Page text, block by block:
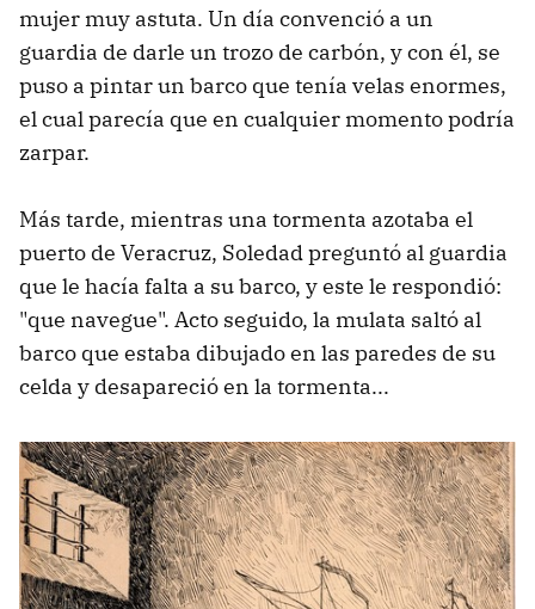
mujer muy astuta. Un día convenció a un
guardia de darle un trozo de carbón, y con él, se
puso a pintar un barco que tenía velas enormes,
el cual parecía que en cualquier momento podría
zarpar.
Más tarde, mientras una tormenta azotaba el
puerto de Veracruz, Soledad preguntó al guardia
que le hacía falta a su barco, y este le respondió:
"que navegue". Acto seguido, la mulata saltó al
barco que estaba dibujado en las paredes de su
celda y desapareció en la tormenta...